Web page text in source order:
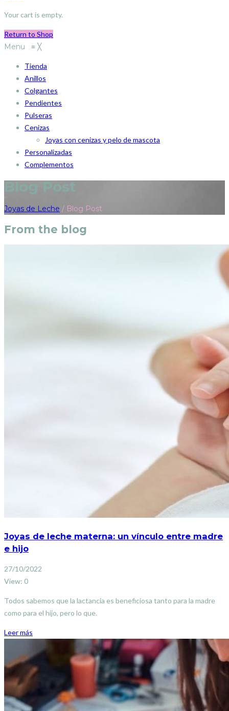
Your cart is empty.
Return to Shop
Menu ≡ ╳
Tienda
Anillos
Colgantes
Pendientes
Pulseras
Cenizas
Joyas con cenizas y pelo de mascota
Personalizadas
Complementos
Blog Post
Joyas de Leche / Blog Post
From the blog
Joyas de leche materna: un vínculo entre madre
e hijo
27/10/2022
View: 0
Todos sabemos que la lactancia es beneficiosa tanto para la madre
como para el hijo, pero lo que.
Leer más